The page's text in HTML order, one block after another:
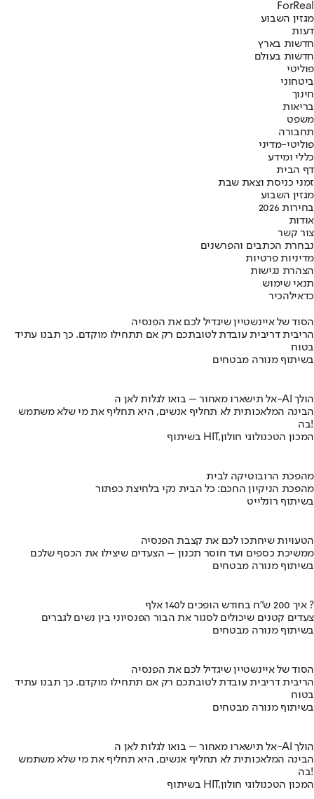
ForReal
מגזין השבוע
דעות
חדשות בארץ
חדשות בעולם
פוליטי
ביטחוני
חינוך
בריאות
משפט
תחבורה
פוליטי-מדיני
כללי ומידע
דף הבית
זמני כניסת וצאת שבת
מגזין השבוע
בחירות 2026
אודות
צור קשר
נבחרת הכתבים והפרשנים
מדיניות פרטיות
הצהרת נגישות
תנאי שימוש
כדאילהכיר
הסוד של איינשטיין שיגדיל לכם את הפנסיה
הריבית דריבית עובדת לטובתכם רק אם תתחילו מוקדם. כך תבנו עתיד
בטוח
בשיתוף מנורה מבטחים
אל תישארו מאחור – בואו לגלות לאן ה-AI הולך
הבינה המלאכותית לא תחליף אנשים, היא תחליף את מי שלא משתמש
בה!
בשיתוף HIT,המכון הטכנולוגי חולון
מהפכת הרובוטיקה לבית
מהפכת הניקיון החכם: כל הבית נקי בלחיצת כפתור
בשיתוף רונלייט
הטעויות שיחתכו לכם את קצבת הפנסיה
ממשיכת כספים ועד חוסר תכנון – הצעדים שיצילו את הכסף שלכם
בשיתוף מנורה מבטחים
איך 200 ש"ח בחודש הופכים ל140 אלף ?
צעדים קטנים שיכולים לסגור את הבור הפנסיוני בין נשים לגברים
בשיתוף מנורה מבטחים
הסוד של איינשטיין שיגדיל לכם את הפנסיה
הריבית דריבית עובדת לטובתכם רק אם תתחילו מוקדם. כך תבנו עתיד
בטוח
בשיתוף מנורה מבטחים
אל תישארו מאחור – בואו לגלות לאן ה-AI הולך
הבינה המלאכותית לא תחליף אנשים, היא תחליף את מי שלא משתמש
בה!
בשיתוף HIT,המכון הטכנולוגי חולון